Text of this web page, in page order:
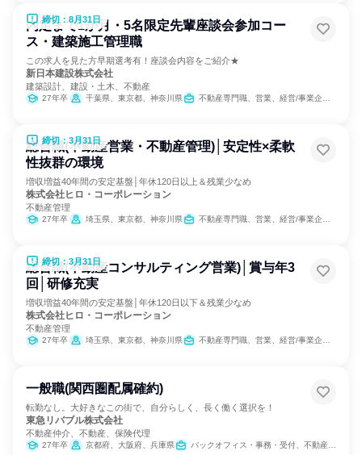
締切：8月31日
内定まで1か月・5名限定先輩座談会参加コー
ス・建築施工管理職
この求人を見た方早期選考有！座談会内容をご紹介★
新日本建設株式会社
建築設計、建設・土木、不動産
27年卒 千葉県、東京都、神奈川県 不動産専門職、営業、経営/事業企画、小売販売/流通、建築/土木/プラント専門職、製造・生産工程、金融専門職
締切：3月31日
総合職(不動産営業・不動産管理)│安定性×柔軟
性抜群の環境
増収増益40年間の安定基盤│年休120日以上＆残業少なめ
株式会社ヒロ・コーポレーション
不動産管理
27年卒 埼玉県、東京都、神奈川県 不動産専門職、営業、経営/事業企画、金融専門職
締切：3月31日
総合職(不動産コンサルティング営業)│賞与年3
回│研修充実
増収増益40年間の安定基盤│年休120日以下＆残業少なめ
株式会社ヒロ・コーポレーション
不動産管理
27年卒 埼玉県、東京都、神奈川県 不動産専門職、営業、経営/事業企画、金融専門職、マーケティング・広告・宣伝、カスタマーサクセス
一般職(関西圏配属確約)
転勤なし。大好きなこの街で、自分らしく、長く働く選択を！
東急リバブル株式会社
不動産仲介、不動産、保険代理
27年卒 京都府、大阪府、兵庫県 バックオフィス・事務・受付、不動産専門職